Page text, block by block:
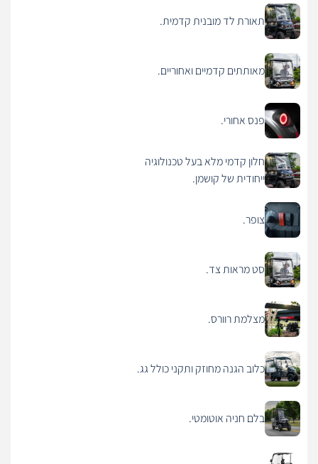
תאורת לד מובנית קדמית.
מאותתים קדמיים ואחוריים.
פנס אחורי.
חלון קדמי מלא בעל טכנולוגיה
ייחודית של קושמן.
צופר.
סט מראות צד.
מצלמת רוורס.
כלוב הגנה מחוזק ותקני כולל גג.
בלם חניה אוטומטי.